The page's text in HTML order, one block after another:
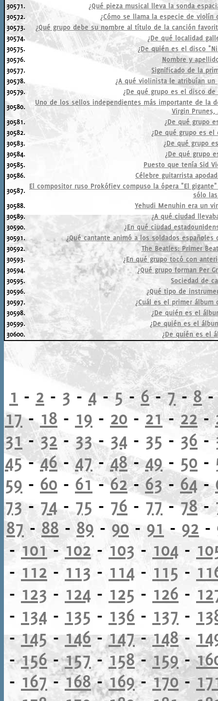
30571.
¿Qué pieza musical lleva la sonda
30572.
¿Cómo se llama la especie de violín
30573.
¿Qué grupo debe su nombre al título de la canción
30574.
¿De qué localidad
30575.
¿De quién es el disco
30576.
Nombre y
30577.
Significado de la
30578.
¿A qué violinista le atribuían un
30579.
¿De qué grupo es el disco
30580.
Uno de los sellos independientes más importante de la
Virgin Prunes,
30581.
¿De qué grupo
30582.
¿De qué grupo es el
30583.
¿De qué grupo
30584.
¿De qué grupo
30585.
Puesto que tenía Sid
30586.
Célebre guitarrista
30587. El compositor ruso Prokófiev compuso la ópera "El
sólo
30588.
Yehudi Menuhin era un
30589.
¿A qué ciudad
30590.
¿En qué ciudad
30591.
¿Qué cantante animó a los soldados
30592.
The Beatles: Primer
30593.
¿En qué grupo tocó con
30594.
¿Qué grupo forman Per
30595.
Sociedad de
30596.
¿Qué tipo de
30597.
¿Cuál es el primer álbum
30598.
¿De quién es el
30599.
¿De quién es el
30600.
¿De quién es el
1 - 2 - 3 -4- 5 -6-7-8
17- 18 - 19 - 20 -21-22-
31-32-33- 34 - 35 - 36 -
45-46-47-48-49 - 50 -
59 - 60 - 61-62-63- 64-
73- 74 - 75 - 76 - 77-78-
87- 88 -89 - 90 - 91 - 92 -
-101 -102 - 103 - 104 -
- 112 - 113 - 114 - 115 -
- 123 - 124 - 125 - 126 -
- 134 - 135 - 136 - 137 -
-145-146-147-148-
-156-157-158-159-
- 167-168-169-170-